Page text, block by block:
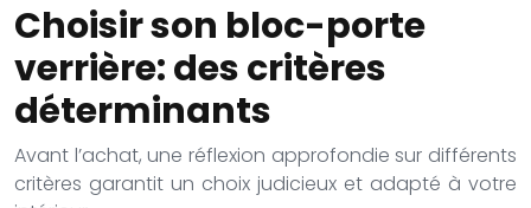
Choisir son bloc-porte
verrière: des critères
déterminants
Avant l’achat, une réflexion approfondie sur différents
critères garantit un choix judicieux et adapté à votre